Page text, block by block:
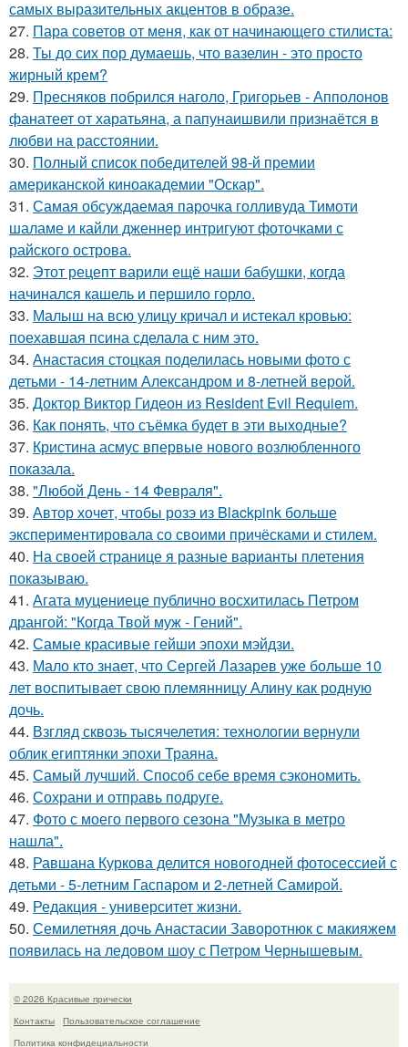
самых выразительных акцентов в образе.
27. Пара советов от меня, как от начинающего стилиста:
28. Ты до сих пор думаешь, что вазелин - это просто
жирный крем?
29. Пресняков побрился наголо, Григорьев - Апполонов
фанатеет от харатьяна, а папунаишвили признаётся в
любви на расстоянии.
30. Полный список победителей 98-й премии
американской киноакадемии "Оскар".
31. Самая обсуждаемая парочка голливуда Тимоти
шаламе и кайли дженнер интригуют фоточками с
райского острова.
32. Этот рецепт варили ещё наши бабушки, когда
начинался кашель и першило горло.
33. Малыш на всю улицу кричал и истекал кровью:
поехавшая псина сделала с ним это.
34. Анастасия стоцкая поделилась новыми фото с
детьми - 14-летним Александром и 8-летней верой.
35. Доктор Виктор Гидеон из Resident Evil Requiem.
36. Как понять, что съёмка будет в эти выходные?
37. Кристина асмус впервые нового возлюбленного
показала.
38. "Любой День - 14 Февраля".
39. Автор хочет, чтобы розэ из Blackpink больше
экспериментировала со своими причёсками и стилем.
40. На своей странице я разные варианты плетения
показываю.
41. Агата муцениеце публично восхитилась Петром
дрангой: "Когда Твой муж - Гений".
42. Самые красивые гейши эпохи мэйдзи.
43. Мало кто знает, что Сергей Лазарев уже больше 10
лет воспитывает свою племянницу Алину как родную
дочь.
44. Взгляд сквозь тысячелетия: технологии вернули
облик египтянки эпохи Траяна.
45. Самый лучший. Способ себе время сэкономить.
46. Сохрани и отправь подруге.
47. Фото с моего первого сезона "Музыка в метро
нашла".
48. Равшана Куркова делится новогодней фотосессией с
детьми - 5-летним Гаспаром и 2-летней Самирой.
49. Редакция - университет жизни.
50. Семилетняя дочь Анастасии Заворотнюк с макияжем
появилась на ледовом шоу с Петром Чернышевым.
© 2026 Красивые прически
Контакты
Пользовательское соглашение
Политика конфидециальности